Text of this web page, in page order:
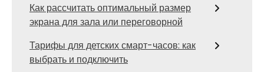
Как рассчитать оптимальный размер
экрана для зала или переговорной
Тарифы для детских смарт-часов: как
выбрать и подключить